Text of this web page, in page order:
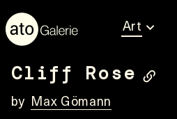
Art
Cliff Rose
by Max Gömann